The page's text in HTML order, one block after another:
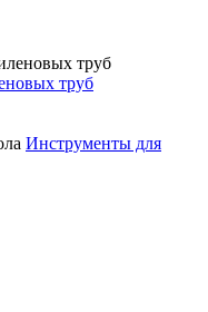
труб
Инструменты для